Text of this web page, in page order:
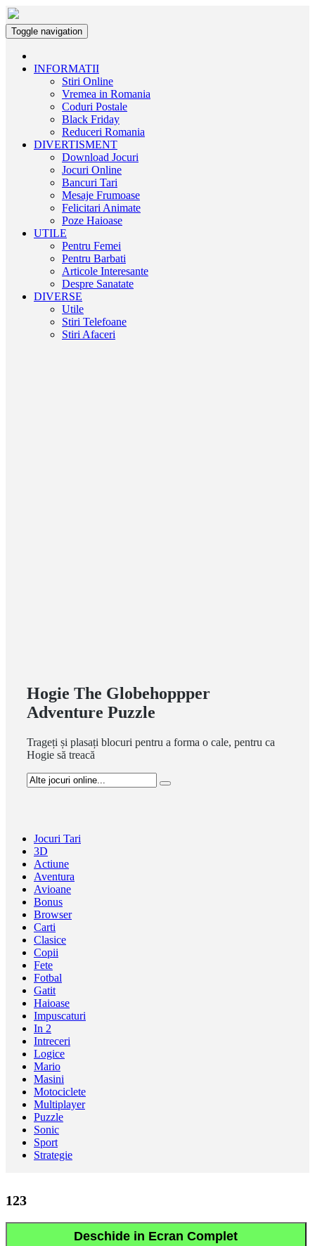
Toggle navigation
INFORMATII
Stiri Online
Vremea in Romania
Coduri Postale
Black Friday
Reduceri Romania
DIVERTISMENT
Download Jocuri
Jocuri Online
Bancuri Tari
Mesaje Frumoase
Felicitari Animate
Poze Haioase
UTILE
Pentru Femei
Pentru Barbati
Articole Interesante
Despre Sanatate
DIVERSE
Utile
Stiri Telefoane
Stiri Afaceri
Hogie The Globehoppper
Adventure Puzzle
Trageți și plasați blocuri pentru a forma o cale, pentru ca
Hogie să treacă
Jocuri Tari
3D
Actiune
Aventura
Avioane
Bonus
Browser
Carti
Clasice
Copii
Fete
Fotbal
Gatit
Haioase
Impuscaturi
In 2
Intreceri
Logice
Mario
Masini
Motociclete
Multiplayer
Puzzle
Sonic
Sport
Strategie
123
Deschide in Ecran Complet